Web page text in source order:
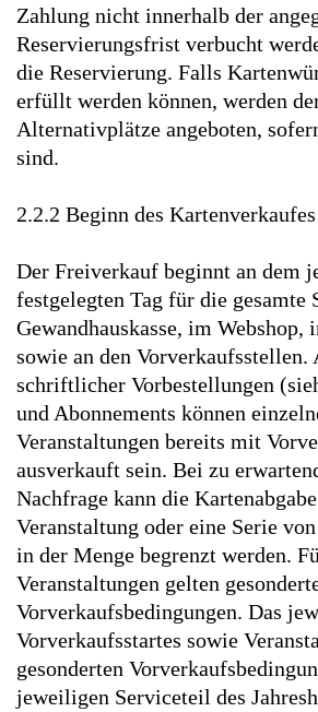
Zahlung nicht innerhalb der
Reservierungsfrist verbucht
die Reservierung. Falls
erfüllt werden können, werden
Alternativplätze angeboten,
sind.
2.2.2 Beginn des Kartenverkaufes
Der Freiverkauf beginnt an dem
festgelegten Tag für die gesamte
Gewandhauskasse, im Webshop,
sowie an den Vorverkaufsstellen.
schriftlicher Vorbestellungen
und Abonnements können
Veranstaltungen bereits mit
ausverkauft sein. Bei zu
Nachfrage kann die
Veranstaltung oder eine Serie
in der Menge begrenzt werden.
Veranstaltungen gelten
Vorverkaufsbedingungen. Das
Vorverkaufsstartes sowie
gesonderten
jeweiligen Serviceteil des